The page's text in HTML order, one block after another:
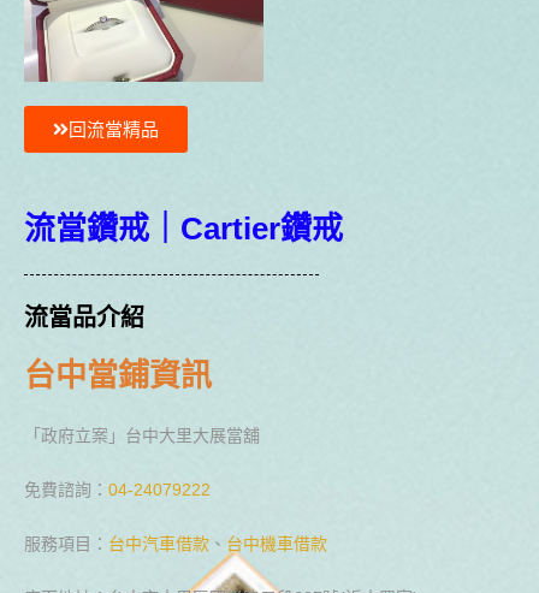
流當鑽戒｜Cartier鑽戒
流當品介紹
台中當鋪資訊
「政府立案」台中大里大展當舖
免費諮詢： 04-24079222
服務項目： 台中汽車借款 、 台中機車借款
回流當精品